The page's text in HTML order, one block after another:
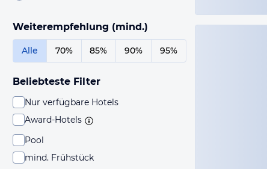
Weiterempfehlung (mind.)
Alle 70% 85% 90% 95%
Beliebteste Filter
Nur verfügbare Hotels
Award-Hotels
Pool
mind. Frühstück